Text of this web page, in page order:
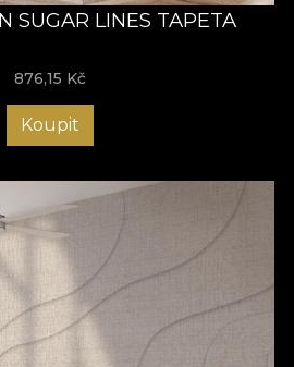
SUGAR LINES TAPETA
876,15 Kč
Koupit